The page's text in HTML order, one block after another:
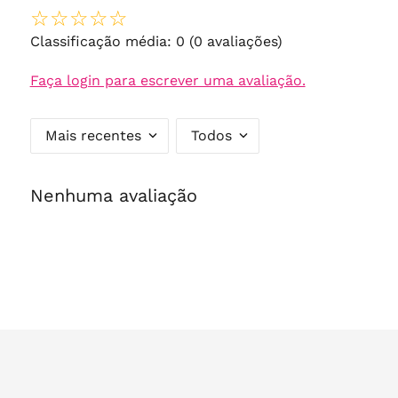
☆☆☆☆☆
Classificação média: 0 (0 avaliações)
Faça login para escrever uma avaliação.
Mais recentes Todos
Nenhuma avaliação